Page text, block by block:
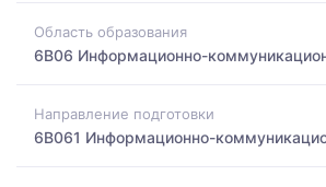
Область образования
6B06 Информационно-
Направление подготовки
6B061 Информационно-